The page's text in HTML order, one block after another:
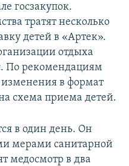
госзакупок.
тратят несколько
детей в «Артек».
отдыха
По рекомендациям
изменения в формат
схема приема детей.
в один день. Он
мерами санитарной
медосмотр в два